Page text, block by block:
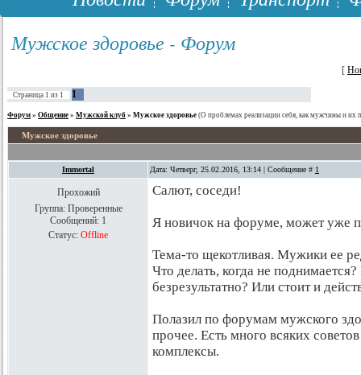
Мужское здоровье - Форум
[
Страница 1 из 1 1
Форум » Общение » Мужской клуб » Мужское здоровье (О проблемах реализации себя, как мужчины и их
Мужское здоровье
Immortal Дата: Четверг, 25.02.2016, 13:14 | Сообщение # 1
Прохожий
Группа: Проверенные
Сообщений: 1
Статус: Offline
Салют, соседи!
Я новичок на форуме, может уже
Тема-то щекотливая. Мужики ее
Что делать, когда не
безрезультатно? Или стоит и
Полазил по форумам мужского
прочее. Есть много всяких
комплексы.